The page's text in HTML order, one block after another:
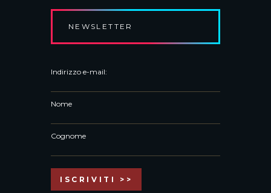
NEWSLETTER
Indirizzo e-mail:
Nome
Cognome